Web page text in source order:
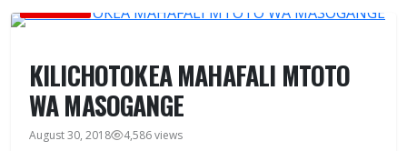
KILICHOTOKEA MAHAFALI MTOTO
WA MASOGANGE
August 30, 2018 4,586 views